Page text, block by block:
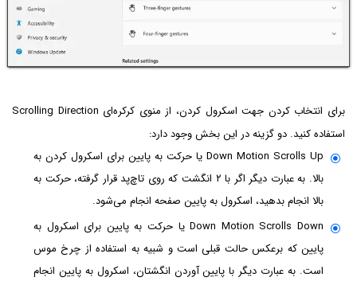
برای انتخاب کردن جهت اسکرول کردن، از منوی کرکره‌ای Scrolling Direction
استفاده کنید. دو گزینه در این بخش وجود دارد:
Down Motion Scrolls Up یا حرکت به پایین برای اسکرول کردن به
بالا. به عبارت دیگر اگر با ۲ انگشت که روی تاچ‌پد قرار گرفته، حرکت به
بالا انجام بدهید، اسکرول به پایین صفحه انجام می‌شود.
Down Motion Scrolls Down یا حرکت به پایین برای اسکرول به
پایین که برعکس حالت قبلی است و شبیه به استفاده از چرخ موس
است. به عبارت دیگر با پایین آوردن انگشتان، اسکرول به پایین انجام